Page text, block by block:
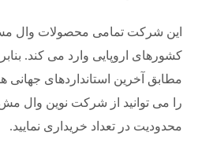
این شرکت تمامی محصولات وال
کشورهای اروپایی وارد می کند.
مطابق آخرین استانداردهای
را می توانید از شرکت نوین وال
محدودیت در تعداد خریداری نمایید.